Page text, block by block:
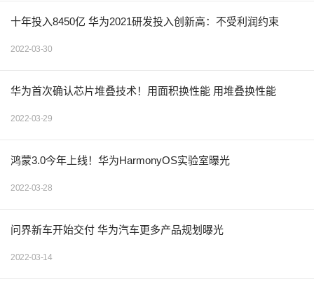
十年投入8450亿 华为2021研发投入创新高：不受利润约束
2022-03-30
华为首次确认芯片堆叠技术！用面积换性能 用堆叠换性能
2022-03-29
鸿蒙3.0今年上线！华为HarmonyOS实验室曝光
2022-03-28
问界新车开始交付 华为汽车更多产品规划曝光
2022-03-14